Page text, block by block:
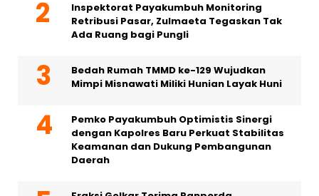
Inspektorat Payakumbuh Monitoring
Retribusi Pasar, Zulmaeta Tegaskan Tak
Ada Ruang bagi Pungli
Bedah Rumah TMMD ke-129 Wujudkan
Mimpi Misnawati Miliki Hunian Layak Huni
Pemko Payakumbuh Optimistis Sinergi
dengan Kapolres Baru Perkuat Stabilitas
Keamanan dan Dukung Pembangunan
Daerah